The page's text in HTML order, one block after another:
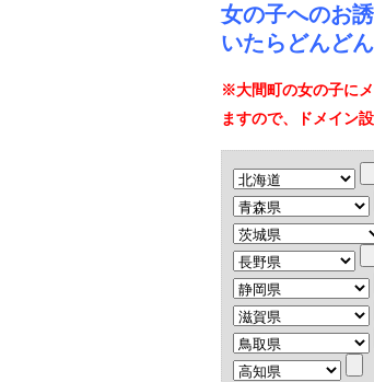
女の子へのお
いたらどんど
※大間町の女の子に
ますので、ドメイン